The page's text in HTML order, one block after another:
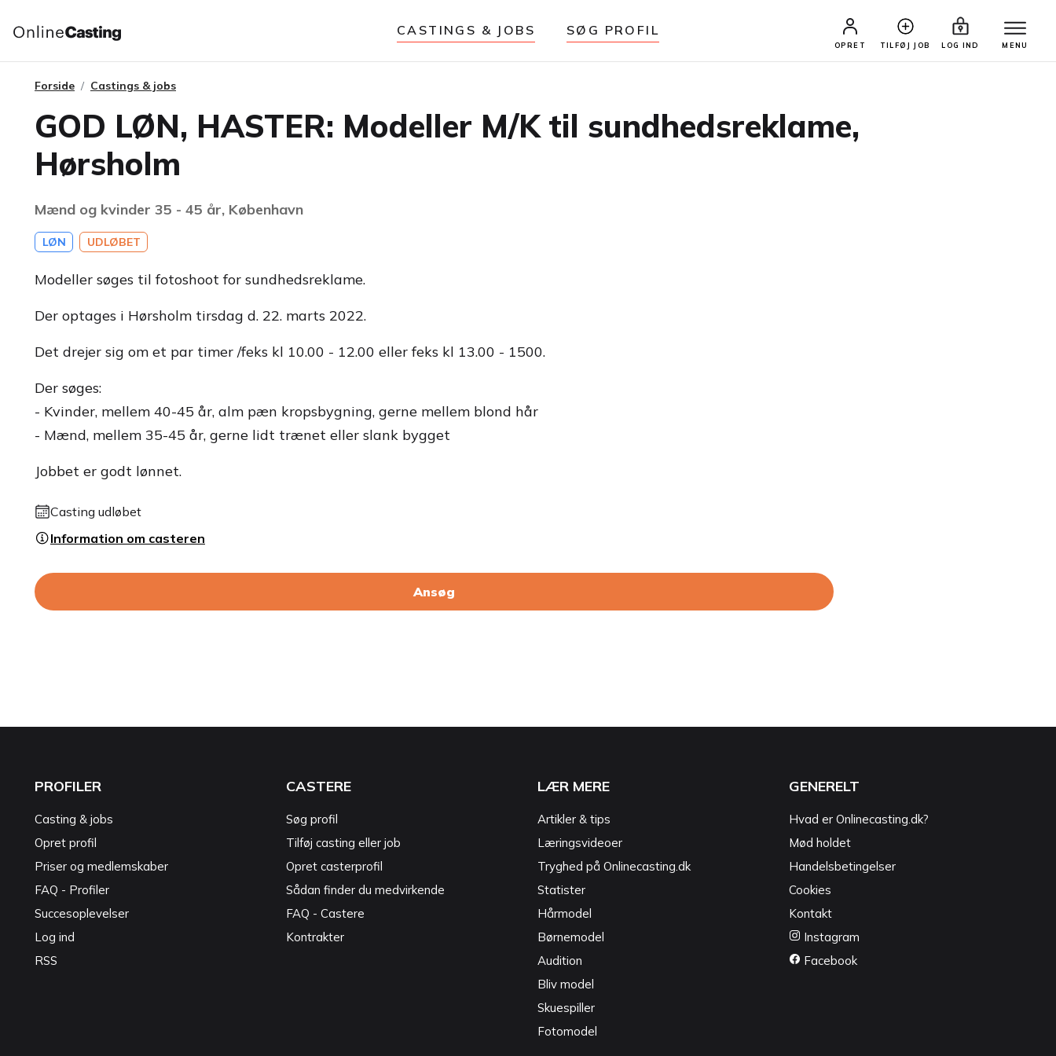
CASTINGS & JOBS SØG PROFIL
OPRET TILFØJ JOB LOG IND MENU
Forside Castings & jobs
GOD LØN, HASTER: Modeller M/K til sundhedsreklame,
Hørsholm
Mænd og kvinder 35 - 45 år, København
LØN UDLØBET
Modeller søges til fotoshoot for sundhedsreklame.
Der optages i Hørsholm tirsdag d. 22. marts 2022.
Det drejer sig om et par timer /feks kl 10.00 - 12.00 eller feks kl 13.00 - 1500.
Der søges:
- Kvinder, mellem 40-45 år, alm pæn kropsbygning, gerne mellem blond hår
- Mænd, mellem 35-45 år, gerne lidt trænet eller slank bygget
Jobbet er godt lønnet.
Casting udløbet
Information om casteren
Ansøg
PROFILER
Casting & jobs
Opret profil
Priser og medlemskaber
FAQ - Profiler
Succesoplevelser
Log ind
RSS
CASTERE
Søg profil
Tilføj casting eller job
Opret casterprofil
Sådan finder du medvirkende
FAQ - Castere
Kontrakter
LÆR MERE
Artikler & tips
Læringsvideoer
Tryghed på Onlinecasting.dk
Statister
Hårmodel
Børnemodel
Audition
Bliv model
Skuespiller
Fotomodel
GENERELT
Hvad er Onlinecasting.dk?
Mød holdet
Handelsbetingelser
Cookies
Kontakt
Instagram
Facebook